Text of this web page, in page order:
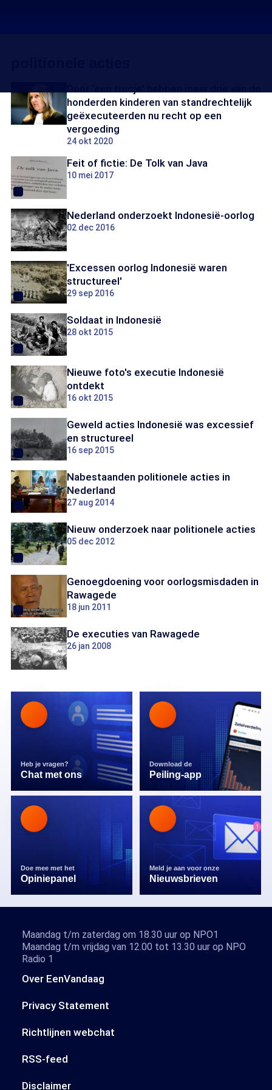
honderden kinderen van standrechtelijk
geëxecuteerden nu recht op een
vergoeding
24 okt 2020
Feit of fictie: De Tolk van Java
10 mei 2017
Nederland onderzoekt Indonesië-oorlog
02 dec 2016
'Excessen oorlog Indonesië waren
structureel'
29 sep 2016
Soldaat in Indonesië
28 okt 2015
Nieuwe foto's executie Indonesië
ontdekt
16 okt 2015
Geweld acties Indonesië was excessief
en structureel
16 sep 2015
Nabestaanden politionele acties in
Nederland
27 aug 2014
Nieuw onderzoek naar politionele acties
05 dec 2012
Genoegdoening voor oorlogsmisdaden in
Rawagede
18 jun 2011
De executies van Rawagede
26 jan 2008
Heb je vragen?
Chat met ons
Download de
Peiling-app
Doe mee met het
Opiniepanel
Meld je aan voor onze
Nieuwsbrieven
Over EenVandaag
Privacy Statement
Richtlijnen webchat
RSS-feed
Disclaimer
Maandag t/m zaterdag om 18.30 uur op NPO1
Maandag t/m vrijdag van 12.00 tot 13.30 uur op NPO
Radio 1